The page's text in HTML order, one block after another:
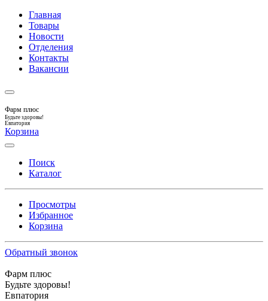
Главная
Товары
Новости
Отделения
Контакты
Вакансии
Фарм плюс
Будьте здоровы!
Евпатория
Корзина
Поиск
Каталог
Просмотры
Избранное
Корзина
Обратный звонок
Фарм плюс
Будьте здоровы!
Евпатория